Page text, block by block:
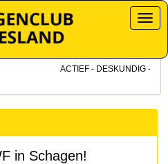
ACTIEF - DESKUNDIG -
in Schagen!